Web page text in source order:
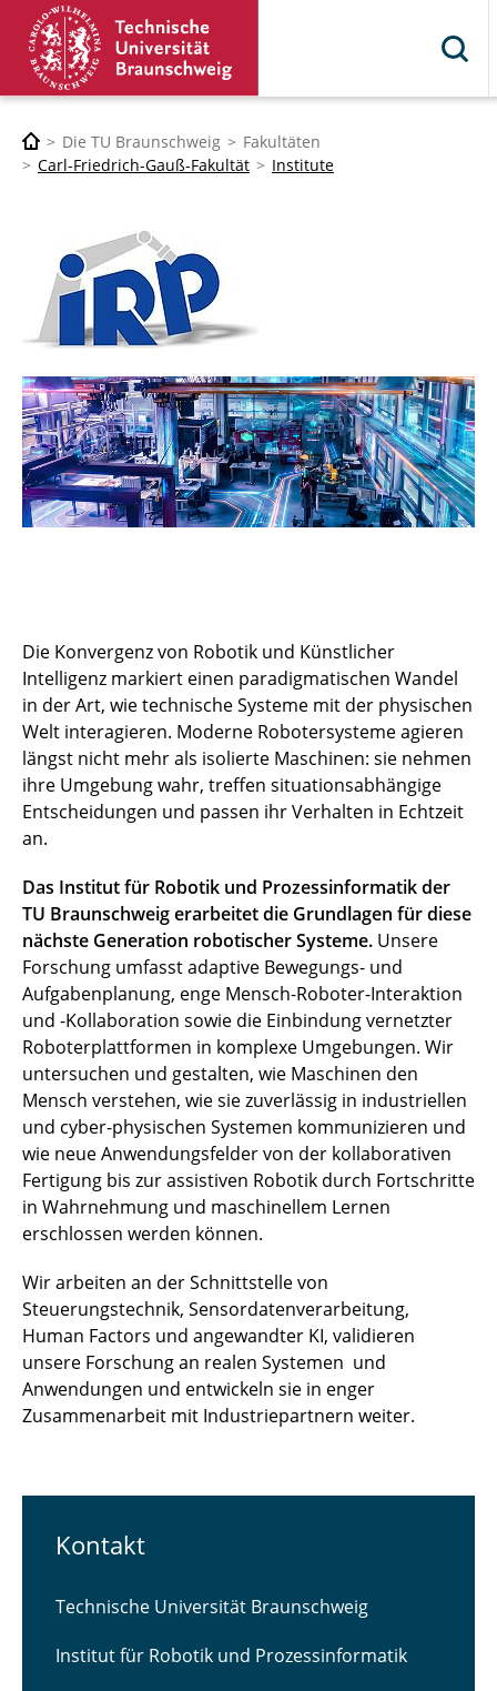
Die TU Braunschweig
Fakultäten
Carl-Friedrich-Gauß-Fakultät
Institute
Die Konvergenz von Robotik und Künstlicher
Intelligenz markiert einen paradigmatischen Wandel
in der Art, wie technische Systeme mit der physischen
Welt interagieren. Moderne Robotersysteme agieren
längst nicht mehr als isolierte Maschinen: sie nehmen
ihre Umgebung wahr, treffen situationsabhängige
Entscheidungen und passen ihr Verhalten in Echtzeit
an.
Das Institut für Robotik und Prozessinformatik der
TU Braunschweig erarbeitet die Grundlagen für diese
nächste Generation robotischer Systeme. Unsere
Forschung umfasst adaptive Bewegungs- und
Aufgabenplanung, enge Mensch-Roboter-Interaktion
und -Kollaboration sowie die Einbindung vernetzter
Roboterplattformen in komplexe Umgebungen. Wir
untersuchen und gestalten, wie Maschinen den
Mensch verstehen, wie sie zuverlässig in industriellen
und cyber-physischen Systemen kommunizieren und
wie neue Anwendungsfelder von der kollaborativen
Fertigung bis zur assistiven Robotik durch Fortschritte
in Wahrnehmung und maschinellem Lernen
erschlossen werden können.
Wir arbeiten an der Schnittstelle von
Steuerungstechnik, Sensordatenverarbeitung,
Human Factors und angewandter KI, validieren
unsere Forschung an realen Systemen und
Anwendungen und entwickeln sie in enger
Zusammenarbeit mit Industriepartnern weiter.
Kontakt
Technische Universität Braunschweig
Institut für Robotik und Prozessinformatik